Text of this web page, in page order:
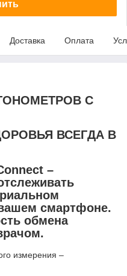
Доставка Оплата
С
ВСЕГДА В
–
смартфоне.
обмена
измерения –